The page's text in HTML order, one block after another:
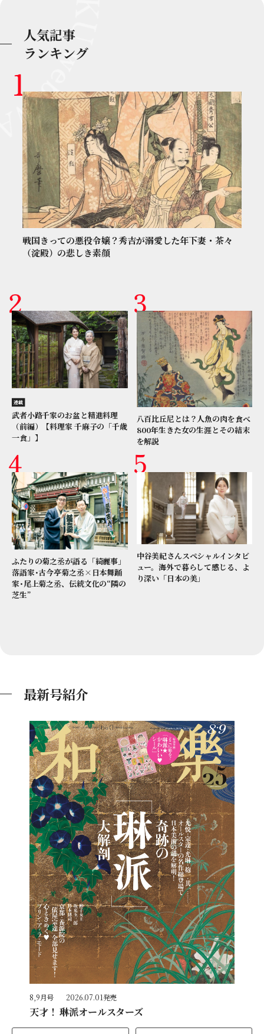
人気記事
ランキング
戦国きっての悪役令嬢？秀吉が溺愛した年下妻・茶々
（淀殿）の悲しき素顔
連載
武者小路千家のお盆と精進料理
（前編）【料理家 千麻子の「千歳
一食」】
八百比丘尼とは？人魚の肉を食べ
800年生きた女の生涯とその結末
を解説
ふたりの菊之丞が語る「綺麗事」
落語家･古今亭菊之丞×日本舞踊
家･尾上菊之丞、伝統文化の“隣の
芝生”
中谷美紀さんスペシャルインタビ
ュー。海外で暮らして感じる、よ
り深い「日本の美」
最新号紹介
8,9月号 2026.07.01発売
天才！ 琳派オールスターズ